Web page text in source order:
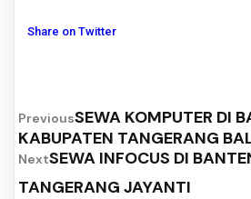
Share on Twitter
PreviousSEWA KOMPUTER DI
KABUPATEN TANGERANG
NextSEWA INFOCUS DI
TANGERANG JAYANTI